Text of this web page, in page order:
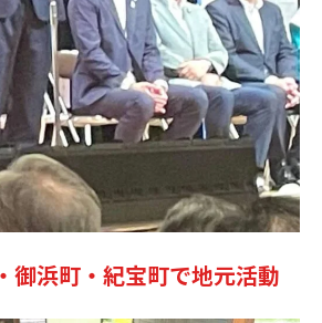
御浜町・紀宝町で地元活動